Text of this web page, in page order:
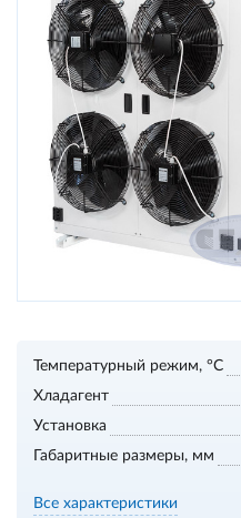
Температурный режим, °С
Хладагент
Установка
Габаритные размеры, мм
Все характеристики